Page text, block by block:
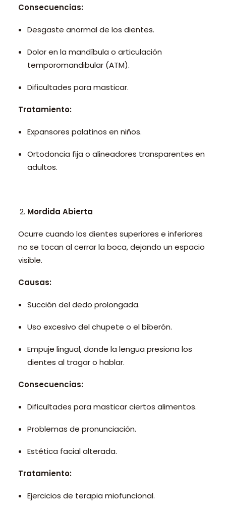
Consecuencias:
Desgaste anormal de los dientes.
Dolor en la mandíbula o articulación
temporomandibular (ATM).
Dificultades para masticar.
Tratamiento:
Expansores palatinos en niños.
Ortodoncia fija o alineadores transparentes en
adultos.
Mordida Abierta
Ocurre cuando los dientes superiores e inferiores
no se tocan al cerrar la boca, dejando un espacio
visible.
Causas:
Succión del dedo prolongada.
Uso excesivo del chupete o el biberón.
Empuje lingual, donde la lengua presiona los
dientes al tragar o hablar.
Consecuencias:
Dificultades para masticar ciertos alimentos.
Problemas de pronunciación.
Estética facial alterada.
Tratamiento:
Ejercicios de terapia miofuncional.